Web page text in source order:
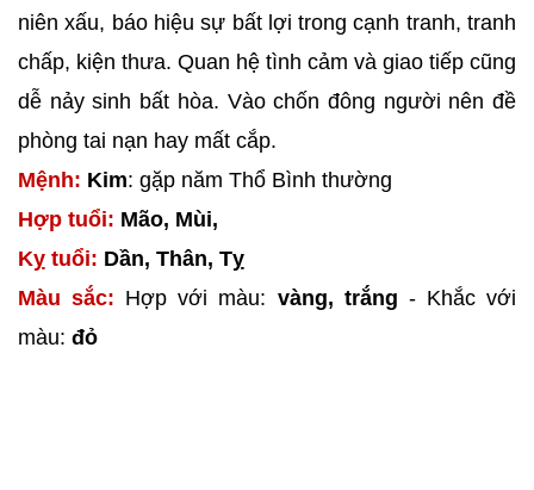
niên xấu, báo hiệu sự bất lợi trong cạnh tranh, tranh
chấp, kiện thưa. Quan hệ tình cảm và giao tiếp cũng
dễ nảy sinh bất hòa. Vào chốn đông người nên đề
phòng tai nạn hay mất cắp.
Mệnh: Kim: gặp năm Thổ Bình thường
Hợp tuổi: Mão, Mùi,
Kỵ tuổi: Dần, Thân, Tỵ
Màu sắc: Hợp với màu: vàng, trắng - Khắc với
màu: đỏ